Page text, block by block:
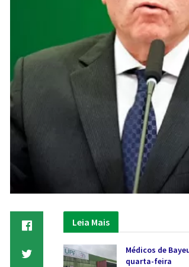
Leia Mais
Médicos de
quarta-feira